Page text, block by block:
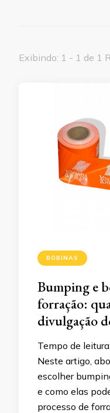
Exibindo: 1 - 1 de 1
BOBINAS
Bumping e
forração:
divulgação
Tempo de leitura:
Neste artigo,
escolher
e como elas
processo de